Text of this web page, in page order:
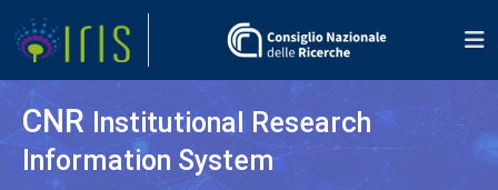
CNR Institutional Research
Information System